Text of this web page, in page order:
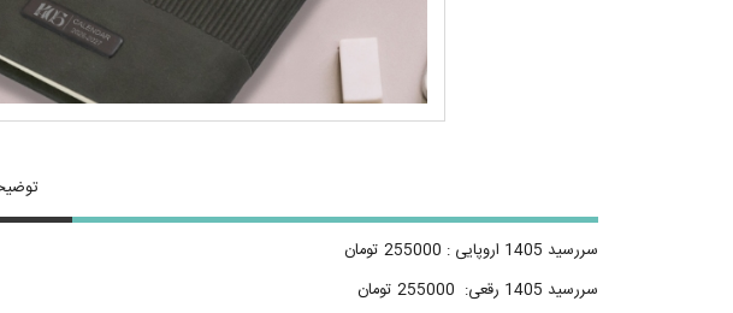
سررسید 1405 اروپایی : 255000 تومان
سررسید 1405 رقعی: 255000 تومان